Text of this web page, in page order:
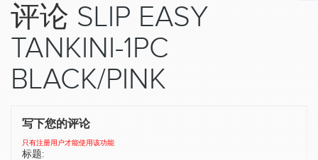
SWIM CAP
SWIMMING EQUIPMENT
SWIMWEAR
评论 SLIP EASY
TANKINI-1PC
BLACK/PINK
写下您的评论
只有注册用户才能使用该功能
标题: